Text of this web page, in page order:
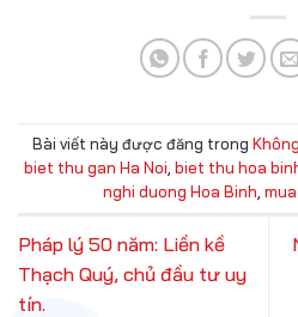
Bài viết này được đăng trong
biet thu gan Ha Noi biet thu hoa
nghi duong Hoa Binh
Pháp lý 50 năm: Liền kề
Thạch Quý, chủ đầu tư uy
tín.